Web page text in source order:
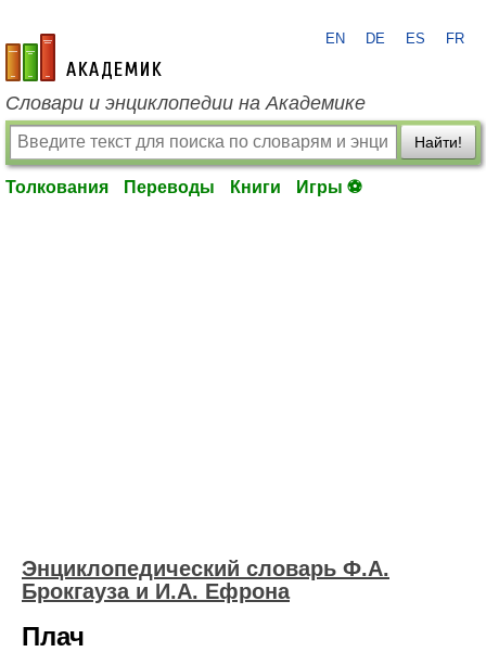
academic.ru
EN DE ES FR
Словари и энциклопедии на Академике
Найти!
Толкования Переводы Книги Игры ⚽
Энциклопедический словарь Ф.А.
Брокгауза и И.А. Ефрона
Плач